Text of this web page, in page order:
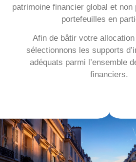
patrimoine financier global et
portefeuilles en
Afin de bâtir votre allocation
sélectionnons les supports
adéquats parmi l’ensemble
financiers.